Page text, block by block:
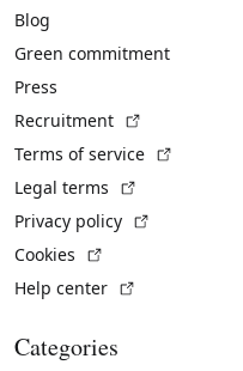
Blog
Green commitment
Press
Recruitment
Terms of service
Legal terms
Privacy policy
Cookies
Help center
Categories